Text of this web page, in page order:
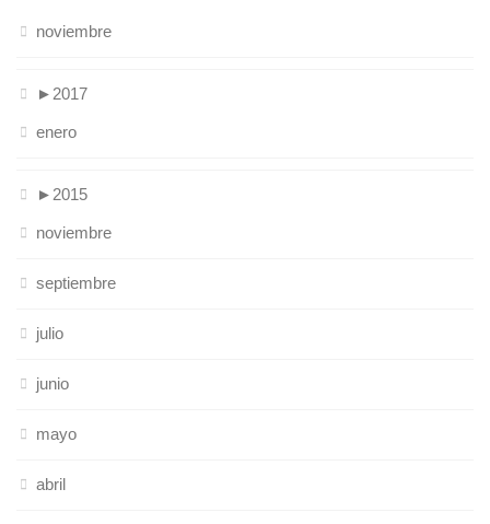
noviembre
► 2017
enero
► 2015
noviembre
septiembre
julio
junio
mayo
abril